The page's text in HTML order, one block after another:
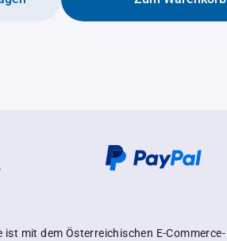
ist mit dem Österreichischen E-Commerce-